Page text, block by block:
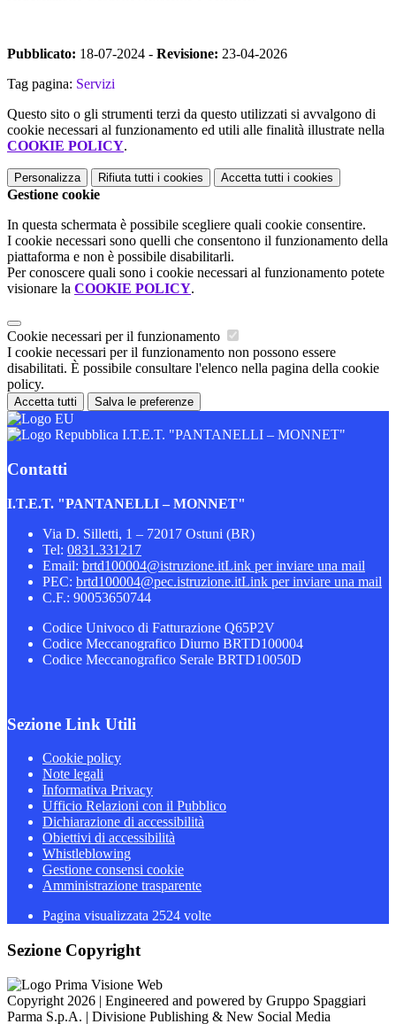
Pubblicato: 18-07-2024 - Revisione: 23-04-2026
Tag pagina: Servizi
Questo sito o gli strumenti terzi da questo utilizzati si avvalgono di
cookie necessari al funzionamento ed utili alle finalità illustrate nella
COOKIE POLICY.
Personalizza Rifiuta tutti i cookies Accetta tutti i cookies
Gestione cookie
In questa schermata è possibile scegliere quali cookie consentire.
I cookie necessari sono quelli che consentono il funzionamento della
piattaforma e non è possibile disabilitarli.
Per conoscere quali sono i cookie necessari al funzionamento potete
visionare la COOKIE POLICY.
Cookie necessari per il funzionamento
I cookie necessari per il funzionamento non possono essere
disabilitati. È possibile consultare l'elenco nella pagina della cookie
policy.
Accetta tutti Salva le preferenze
I.T.E.T. "PANTANELLI – MONNET"
Contatti
I.T.E.T. "PANTANELLI – MONNET"
Via D. Silletti, 1 – 72017 Ostuni (BR)
Tel: 0831.331217
Email: brtd100004@istruzione.itLink per inviare una mail
PEC: brtd100004@pec.istruzione.itLink per inviare una mail
C.F.: 90053650744
Codice Univoco di Fatturazione Q65P2V
Codice Meccanografico Diurno BRTD100004
Codice Meccanografico Serale BRTD10050D
Sezione Link Utili
Cookie policy
Note legali
Informativa Privacy
Ufficio Relazioni con il Pubblico
Dichiarazione di accessibilità
Obiettivi di accessibilità
Whistleblowing
Gestione consensi cookie
Amministrazione trasparente
Pagina visualizzata 2524 volte
Sezione Copyright
Copyright 2026 | Engineered and powered by Gruppo Spaggiari
Parma S.p.A. | Divisione Publishing & New Social Media